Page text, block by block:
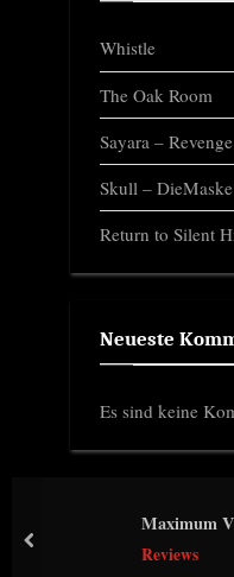
Whistle
The Oak Room
Sayara –
Skull – DieMaske
Return to Silent
Neueste
Es sind keine
Maximum
Reviews
prev